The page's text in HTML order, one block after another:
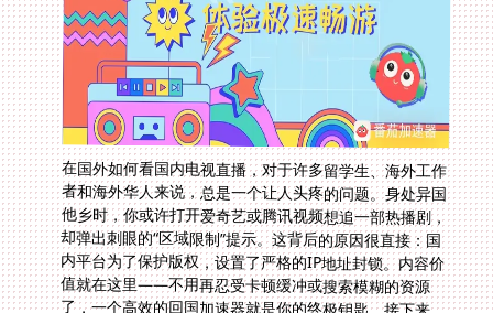
在国外如何看国内电视直播，对于许多留学生、海外工作
者和海外华人来说，总是一个让人头疼的问题。身处异国
他乡时，你或许打开爱奇艺或腾讯视频想追一部热播剧，
却弹出刺眼的“区域限制”提示。这背后的原因很直接：国
内平台为了保护版权，设置了严格的IP地址封锁。内容价
值就在这里——不用再忍受卡顿缓冲或搜索模糊的资源
了，一个高效的回国加速器就是你的终极钥匙。接下来，
我将一步步分享解决方案，帮你无缝接入家乡的影音世